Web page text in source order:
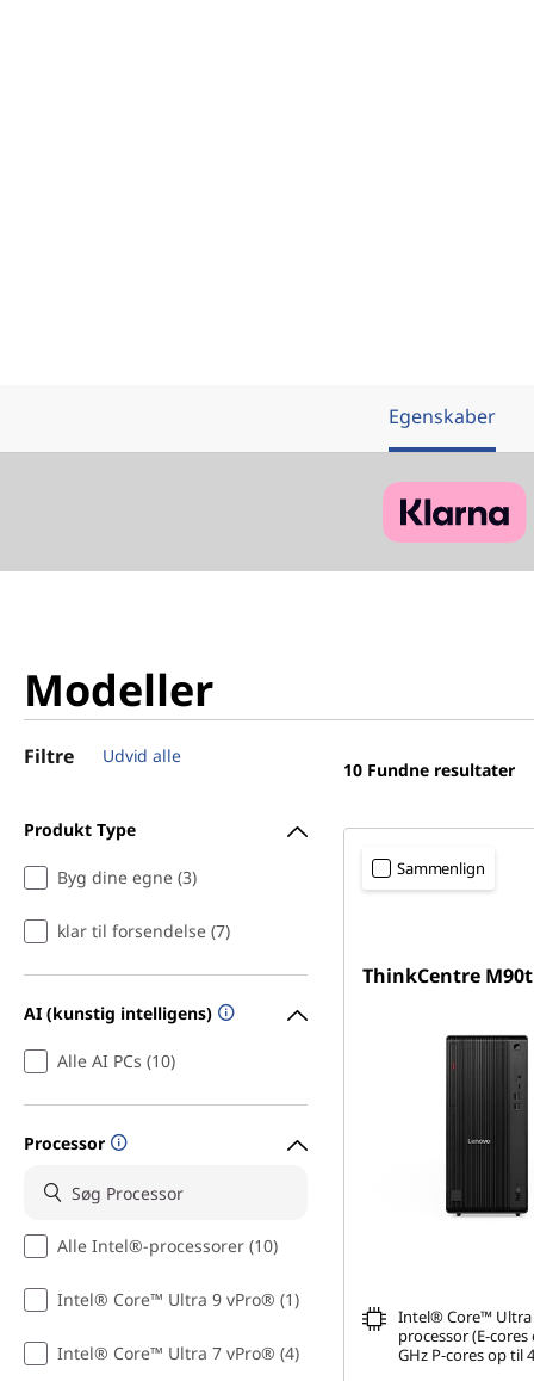
Egenskaber
Modeller
Filtre Udvid alle
Produkt Type
Byg dine egne (3)
klar til forsendelse (7)
AI (kunstig intelligens)
Alle AI PCs (10)
Processor
Alle Intel®-processorer (10)
Intel® Core™ Ultra 9 vPro® (1)
Intel® Core™ Ultra 7 vPro® (4)
10 Fundne resultater
Sammenlign
ThinkCentre
Intel® Core™ Ultra
processor (E-cores
GHz P-cores op til